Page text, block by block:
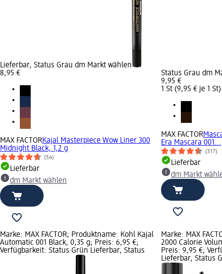
Lieferbar, Status Grau dm Markt wählen
8,95 €
MAX FACTORKajal Masterpiece Wow Liner 300
Midnight Black, 1,2 g
(54)
Lieferbar
dm Markt wählen
Status Grau dm
9,95 €
1 St (9,95 € je 1 St)
MAX FACTOR
Era Mascara
(317)
Lieferbar
dm Markt
Marke: MAX FACTOR; Produktname: Kohl Kajal
Automatic 001 Black, 0,35 g; Preis: 6,95 €;
Verfügbarkeit: Status Grün Lieferbar, Status
Marke: MAX
2000 Calorie
Preis: 9,95 €;
Lieferbar, Status